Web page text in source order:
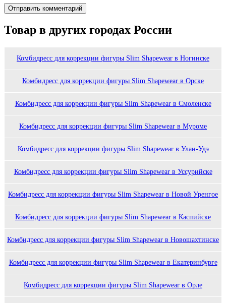
Товар в других городах России
Комбидресс для коррекции фигуры Slim Shapewear в Ногинске
Комбидресс для коррекции фигуры Slim Shapewear в Орске
Комбидресс для коррекции фигуры Slim Shapewear в Смоленске
Комбидресс для коррекции фигуры Slim Shapewear в Муроме
Комбидресс для коррекции фигуры Slim Shapewear в Улан-Удэ
Комбидресс для коррекции фигуры Slim Shapewear в Уссурийске
Комбидресс для коррекции фигуры Slim Shapewear в Новой Уренгое
Комбидресс для коррекции фигуры Slim Shapewear в Каспийске
Комбидресс для коррекции фигуры Slim Shapewear в Новошахтинске
Комбидресс для коррекции фигуры Slim Shapewear в Екатеринбурге
Комбидресс для коррекции фигуры Slim Shapewear в Орле